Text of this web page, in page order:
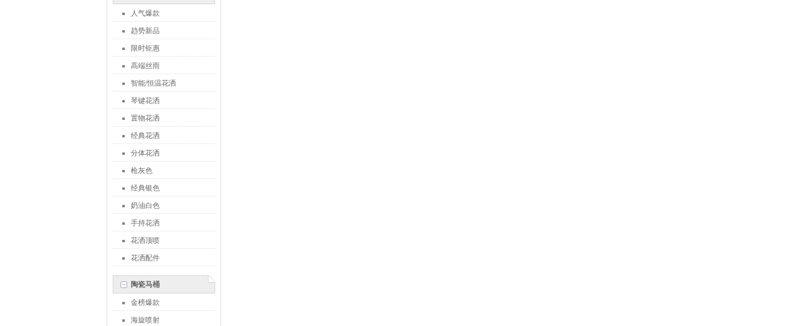
人气爆款
趋势新品
限时钜惠
高端丝雨
智能/恒温花洒
琴键花洒
置物花洒
经典花洒
分体花洒
枪灰色
经典银色
奶油白色
手持花洒
花洒顶喷
花洒配件
陶瓷马桶
金榜爆款
海旋喷射